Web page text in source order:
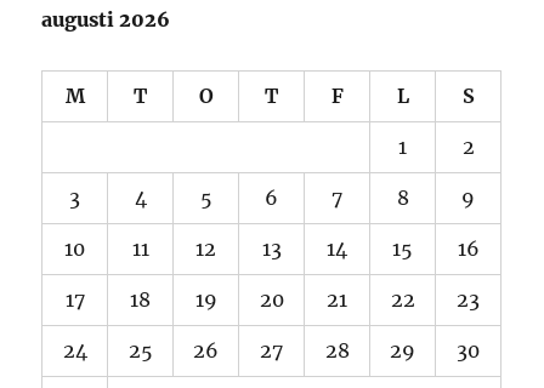
augusti 2026
M T O T F L S
1 2
3 4 5 6 7 8 9
10 11 12 13 14 15 16
17 18 19 20 21 22 23
24 25 26 27 28 29 30